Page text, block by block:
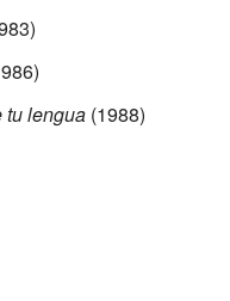
tu lengua (1988)